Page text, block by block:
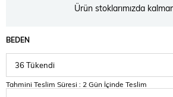
Ürün stoklarımızda
BEDEN
Tahmini Teslim Süresi : 2 Gün İçinde Teslim